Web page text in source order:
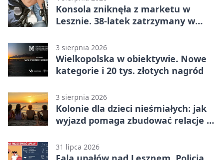
Konsola zniknęła z marketu w
Lesznie. 38-latek zatrzymany w
3 sierpnia 2026
Wielkopolska w obiektywie. Nowe
kategorie i 20 tys. złotych nagród
3 sierpnia 2026
Kolonie dla dzieci nieśmiałych: jak
wyjazd pomaga zbudować relacje z
31 lipca 2026